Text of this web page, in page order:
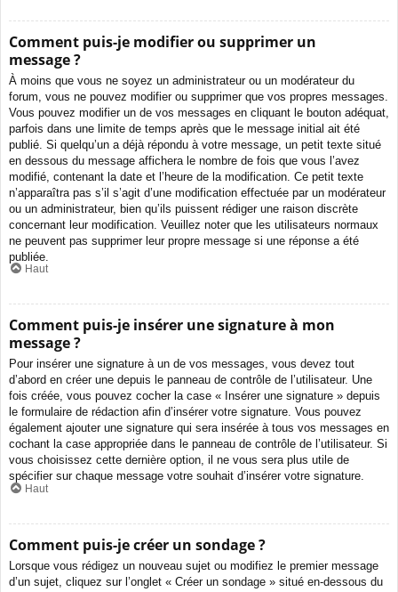
Comment puis-je modifier ou supprimer un
message ?
À moins que vous ne soyez un administrateur ou un modérateur du
forum, vous ne pouvez modifier ou supprimer que vos propres messages.
Vous pouvez modifier un de vos messages en cliquant le bouton adéquat,
parfois dans une limite de temps après que le message initial ait été
publié. Si quelqu’un a déjà répondu à votre message, un petit texte situé
en dessous du message affichera le nombre de fois que vous l’avez
modifié, contenant la date et l’heure de la modification. Ce petit texte
n’apparaîtra pas s’il s’agit d’une modification effectuée par un modérateur
ou un administrateur, bien qu’ils puissent rédiger une raison discrète
concernant leur modification. Veuillez noter que les utilisateurs normaux
ne peuvent pas supprimer leur propre message si une réponse a été
publiée.
Haut
Comment puis-je insérer une signature à mon
message ?
Pour insérer une signature à un de vos messages, vous devez tout
d’abord en créer une depuis le panneau de contrôle de l’utilisateur. Une
fois créée, vous pouvez cocher la case « Insérer une signature » depuis
le formulaire de rédaction afin d’insérer votre signature. Vous pouvez
également ajouter une signature qui sera insérée à tous vos messages en
cochant la case appropriée dans le panneau de contrôle de l’utilisateur. Si
vous choisissez cette dernière option, il ne vous sera plus utile de
spécifier sur chaque message votre souhait d’insérer votre signature.
Haut
Comment puis-je créer un sondage ?
Lorsque vous rédigez un nouveau sujet ou modifiez le premier message
d’un sujet, cliquez sur l’onglet « Créer un sondage » situé en-dessous du